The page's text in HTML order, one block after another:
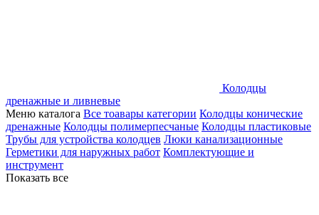
Колодцы
дренажные и ливневые
Меню каталога Все тоавары категории Колодцы конические
дренажные Колодцы полимерпесчаные Колодцы пластиковые
Трубы для устройства колодцев Люки канализационные
Герметики для наружных работ Комплектующие и
инструмент
Показать все